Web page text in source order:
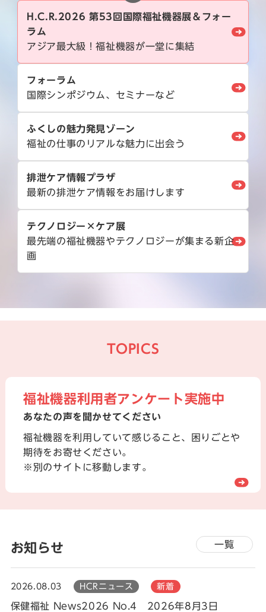
H.C.R.2026 第53回国際福祉機器展＆フォー
ラム
アジア最大級！福祉機器が一堂に集結
フォーラム
国際シンポジウム、セミナーなど
ふくしの魅力発見ゾーン
福祉の仕事のリアルな魅力に出会う
排泄ケア情報プラザ
最新の排泄ケア情報をお届けします
テクノロジー×ケア展
最先端の福祉機器やテクノロジーが集まる新企
画
TOPICS
福祉機器利用者アンケート実施中
あなたの声を聞かせてください
福祉機器を利用していて感じること、困りごとや
期待をお寄せください。
※別のサイトに移動します。
お知らせ 一覧
2026.08.03 HCRニュース 新着
保健福祉 News2026 No.4 2026年8月3日